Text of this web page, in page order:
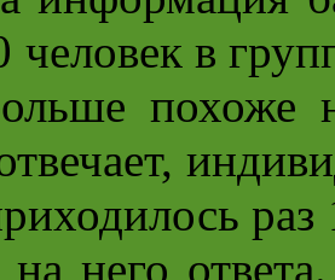
человек в
раз
на него